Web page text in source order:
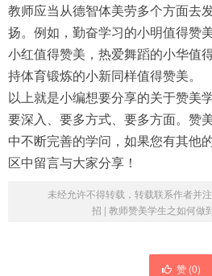
教师应当从德智体美劳多个方面去
扬。例如，勤奋学习的小明值得赞
小红值得赞美，热爱舞蹈的小华值
持体育锻炼的小新同样值得赞美。
以上就是小编想要分享的关于赞
要深入、要多方式、要多方面。赞
中不断完善的学问，如果您有其他
区中留言与大家分享！
未经允许不得转载，转载联系作者并注
招 | 教师赞美学生之如何做
赞 (0)